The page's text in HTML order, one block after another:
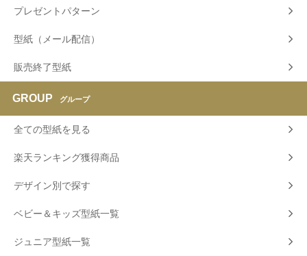
プレゼントパターン
型紙（メール配信）
販売終了型紙
GROUP グループ
全ての型紙を見る
楽天ランキング獲得商品
デザイン別で探す
ベビー＆キッズ型紙一覧
ジュニア型紙一覧